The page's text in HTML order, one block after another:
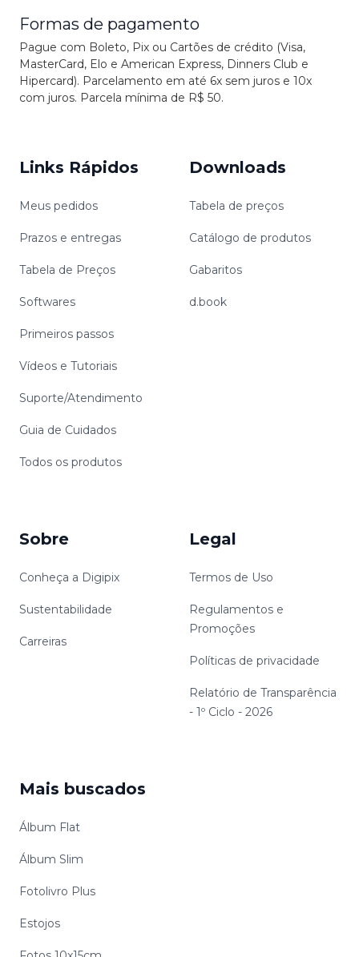
Formas de pagamento
Pague com Boleto, Pix ou Cartões de crédito (Visa,
MasterCard, Elo e American Express, Dinners Club e
Hipercard). Parcelamento em até 6x sem juros e 10x
com juros. Parcela mínima de R$ 50.
Links Rápidos
Meus pedidos
Prazos e entregas
Tabela de Preços
Softwares
Primeiros passos
Vídeos e Tutoriais
Suporte/Atendimento
Guia de Cuidados
Todos os produtos
Sobre
Conheça a Digipix
Sustentabilidade
Carreiras
Downloads
Tabela de preços
Catálogo de produtos
Gabaritos
d.book
Legal
Termos de Uso
Regulamentos e
Promoções
Políticas de privacidade
Relatório de Transparência
- 1º Ciclo - 2026
Mais buscados
Álbum Flat
Álbum Slim
Fotolivro Plus
Estojos